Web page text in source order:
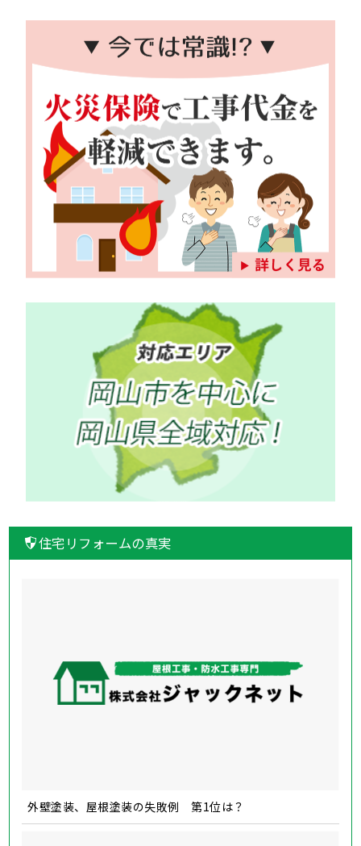
住宅リフォームの真実
外壁塗装、屋根塗装の失敗例 第1位は？